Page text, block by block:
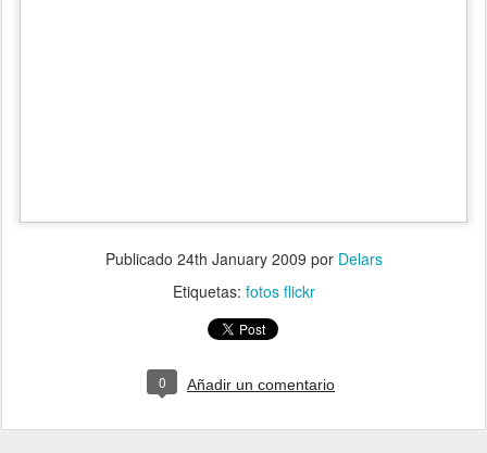
Publicado 24th January 2009 por Delars
Etiquetas: fotos flickr
0 Añadir un comentario